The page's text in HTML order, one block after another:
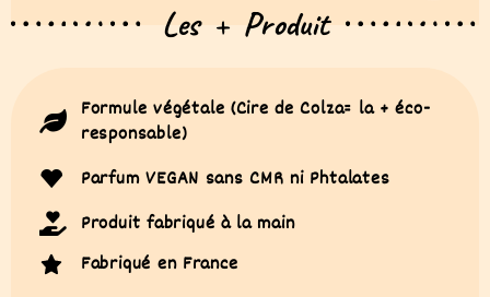
Les + Produit
Formule végétale (Cire de Colza= la + éco-
responsable)
Parfum VEGAN sans CMR ni Phtalates
Produit fabriqué à la main
Fabriqué en France